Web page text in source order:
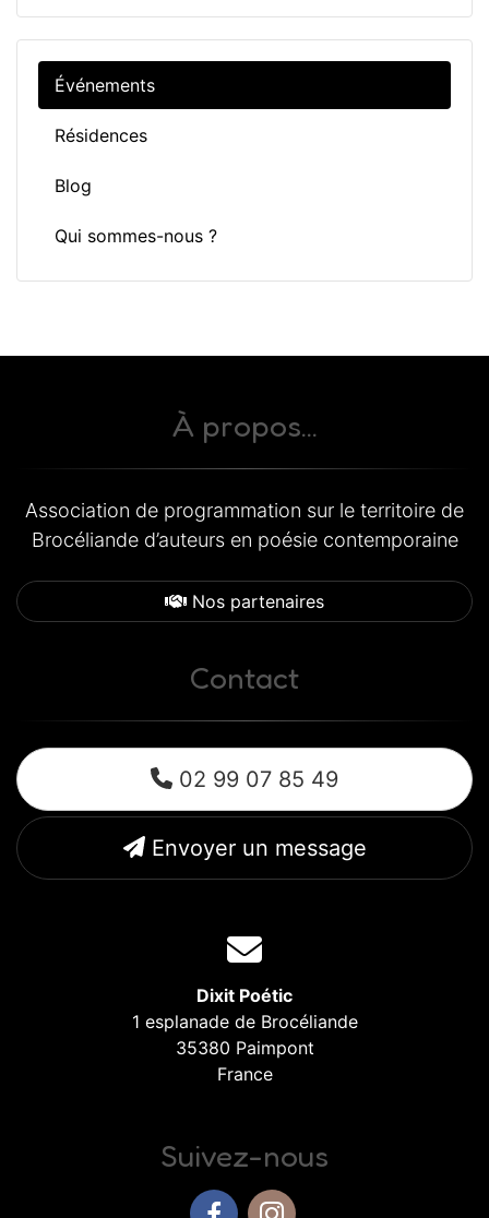
Événements
Résidences
Blog
Qui sommes-nous ?
À propos...
Association de programmation sur le territoire de
Brocéliande d’auteurs en poésie contemporaine
Nos partenaires
Contact
02 99 07 85 49
Envoyer un message
Dixit Poétic
1 esplanade de Brocéliande
35380 Paimpont
France
Suivez-nous